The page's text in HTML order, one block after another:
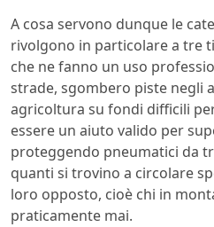
A cosa servono dunque le
rivolgono in particolare a tre
che ne fanno un uso
strade, sgombero piste negli
agricoltura su fondi difficili
essere un aiuto valido per
proteggendo pneumatici da
quanti si trovino a circolare
loro opposto, cioè chi in
praticamente mai.